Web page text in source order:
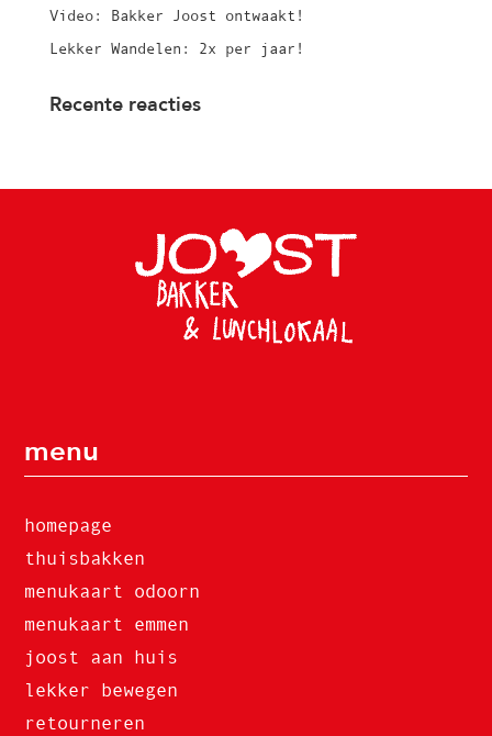
Video: Bakker Joost ontwaakt!
Lekker Wandelen: 2x per jaar!
Recente reacties
menu
homepage
thuisbakken
menukaart odoorn
menukaart emmen
joost aan huis
lekker bewegen
retourneren